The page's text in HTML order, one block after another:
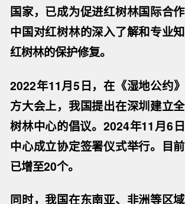
国家，已成为促进红树林国际合作
中国对红树林的深入了解和专业
红树林的保护修复。
2022年11月5日，在《湿地公约
方大会上，我国提出在深圳建立
树林中心的倡议。2024年11月6
中心成立协定签署仪式举行。目
已增至20个。
同时，我国在东南亚、非洲等区